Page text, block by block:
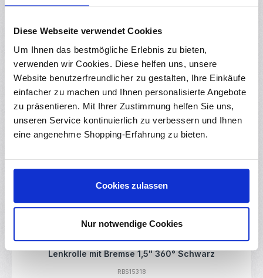
Diese Webseite verwendet Cookies
Um Ihnen das bestmögliche Erlebnis zu bieten,
verwenden wir Cookies. Diese helfen uns, unsere
Website benutzerfreundlicher zu gestalten, Ihre Einkäufe
einfacher zu machen und Ihnen personalisierte Angebote
zu präsentieren. Mit Ihrer Zustimmung helfen Sie uns,
unseren Service kontinuierlich zu verbessern und Ihnen
eine angenehme Shopping-Erfahrung zu bieten.
Cookies zulassen
Nur notwendige Cookies
Sofort verfügbar
Regulärer Preis:
Ab3,45 €
Durchschnittliche Bewertung von 0 von
Fußverbinder / Fußaufnahme mit M10 Gewinde für
3030 Aluminiumprofile
Sofort verfügbar
Regulärer Preis:
Ab2,25 €
Durchschnittliche Bewertung von 0 von
Lenkrolle mit Bremse 1,5" 360° Schwarz
RBS15318